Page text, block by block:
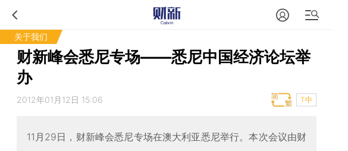
关于我们
财新峰会悉尼专场——悉尼中国经济论坛举
办
2012年01月12日 15:06 T中
11月29日，财新峰会悉尼专场在澳大利亚悉尼举行。本次会议由财